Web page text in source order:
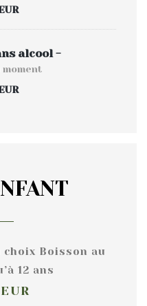
alcool -
choix Boisson au
12 ans